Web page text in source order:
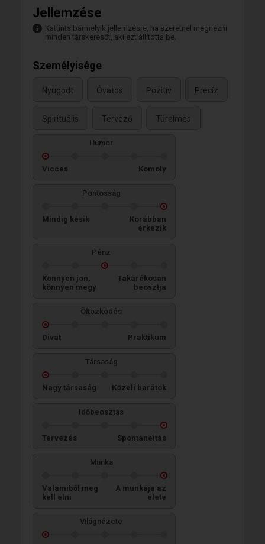
Jellemzése
Kattints bármelyik jellemzésre, ha szeretnél megnézni
minden társkeresőt, aki ezt állította be.
Személyisége
Nyugodt Óvatos Pozitív Precíz
Spirituális Tervező Türelmes
Humor
Vicces Komoly
Pontosság
Mindig késik
Korábban
érkezik
Pénz
Könnyen jön,
könnyen megy
Takarékosan
beosztja
Öltözködés
Divat Praktikum
Társaság
Nagy társaság Közeli barátok
Időbeosztás
Tervezés Spontaneitás
Munka
Valamiből meg
kell élni
A munkája az
élete
Világnézete